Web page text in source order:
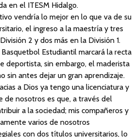
en el ITESM Hidalgo.
vendría lo mejor en lo que va de su
el ingreso a la maestría y tres
2 y dos más en la División 1.
Estudiantil marcará la recta
deportista, sin embargo, el maderista
sin antes dejar un gran aprendizaje.
a Dios ya tengo una licenciatura y
de nosotros es que, a través del
a la sociedad; mis compañeros y
varios de nosotros
con dos títulos universitarios, lo